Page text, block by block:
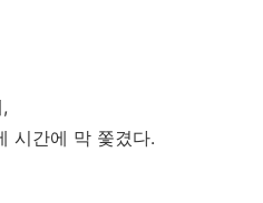
시간에 막 쫓겼다.